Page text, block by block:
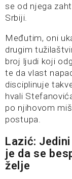
se od njega
Srbiji.
Međutim, oni
drugim
broj ljudi koji
te da vlast
disciplinuje
hvali
po njihovom
postupa.
Lazić:
je da se
želje